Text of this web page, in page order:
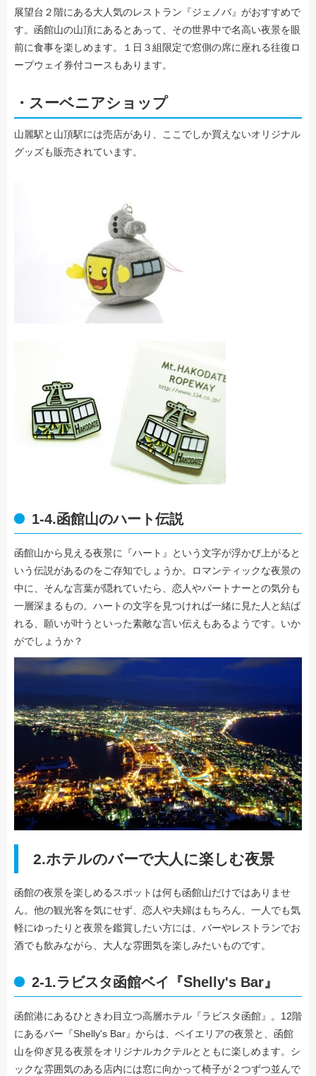
展望台２階にある大人気のレストラン『ジェノバ』がおすすめで
す。函館山の山頂にあるとあって、その世界中で名高い夜景を眼
前に食事を楽しめます。１日３組限定で窓側の席に座れる往復ロ
ープウェイ券付コースもあります。
・スーベニアショップ
山麗駅と山頂駅には売店があり、ここでしか買えないオリジナル
グッズも販売されています。
1-4.函館山のハート伝説
函館山から見える夜景に『ハート』という文字が浮かび上がると
いう伝説があるのをご存知でしょうか。ロマンティックな夜景の
中に、そんな言葉が隠れていたら、恋人やパートナーとの気分も
一層深まるもの。ハートの文字を見つければ一緒に見た人と結ば
れる、願いが叶うといった素敵な言い伝えもあるようです。いか
がでしょうか？
2.ホテルのバーで大人に楽しむ夜景
函館の夜景を楽しめるスポットは何も函館山だけではありませ
ん。他の観光客を気にせず、恋人や夫婦はもちろん、一人でも気
軽にゆったりと夜景を鑑賞したい方には、バーやレストランでお
酒でも飲みながら、大人な雰囲気を楽しみたいものです。
2-1.ラビスタ函館ベイ『Shelly's Bar』
函館港にあるひときわ目立つ高層ホテル『ラビスタ函館』。12階
にあるバー『Shelly's Bar』からは、ベイエリアの夜景と、函館
山を仰ぎ見る夜景をオリジナルカクテルとともに楽しめます。シ
ックな雰囲気のある店内には窓に向かって椅子が２つずつ並んで